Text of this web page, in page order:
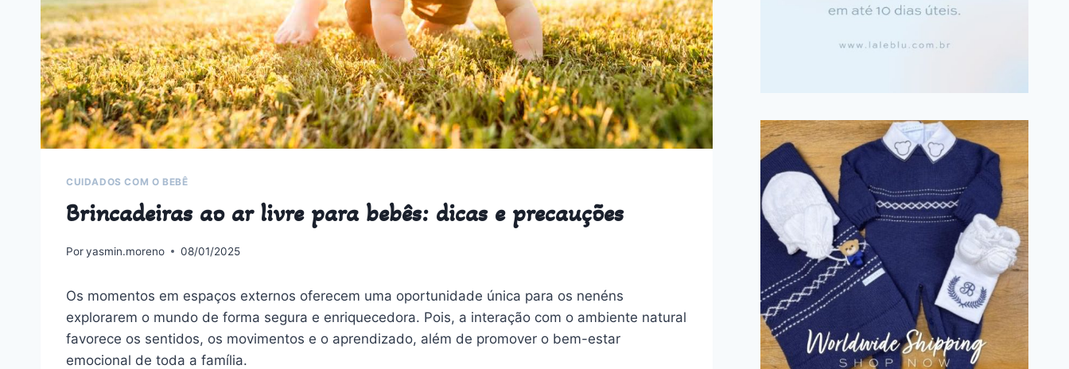
CUIDADOS COM O BEBÊ
Brincadeiras ao ar livre para bebês: dicas e precauções
Poryasmin.moreno 08/01/2025
Os momentos em espaços externos oferecem uma oportunidade única para os nenéns
explorarem o mundo de forma segura e enriquecedora. Pois, a interação com o ambiente natural
favorece os sentidos, os movimentos e o aprendizado, além de promover o bem-estar
emocional de toda a família.